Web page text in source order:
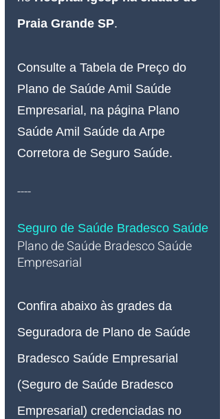
Praia Grande SP.
Consulte a Tabela de Preço do
Plano de Saúde Amil Saúde
Empresarial, na página Plano
Saúde Amil Saúde da Arpe
Corretora de Seguro Saúde.
----
Seguro de Saúde Bradesco Saúde
Plano de Saúde Bradesco Saúde
Empresarial
Confira abaixo às grades da
Seguradora de Plano de Saúde
Bradesco Saúde Empresarial
(Seguro de Saúde Bradesco
Empresarial) credenciadas no